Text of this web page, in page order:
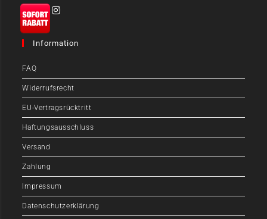
Information
FAQ
Widerrufsrecht
EU-Vertragsrücktritt
Haftungsausschluss
Versand
Zahlung
Impressum
Datenschutzerklärung